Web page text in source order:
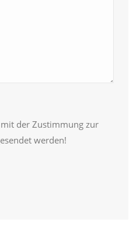
der Zustimmung zur
werden!